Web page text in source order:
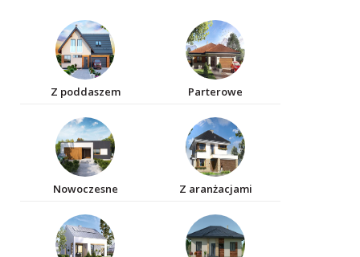
Z poddaszem Parterowe
Nowoczesne Z aranżacjami